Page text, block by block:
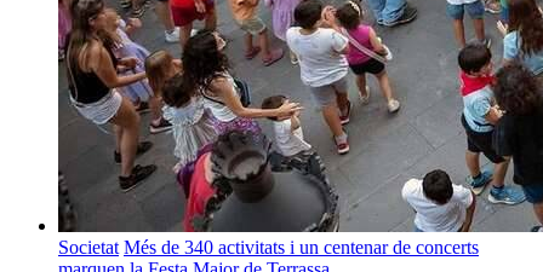
Societat Més de 340 activitats i un centenar de concerts